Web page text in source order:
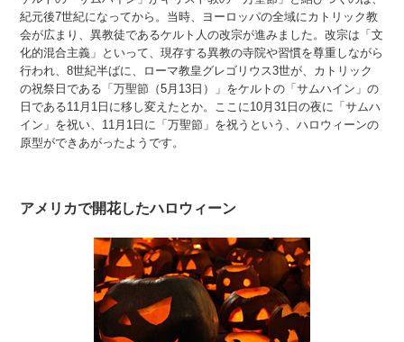
紀元後7世紀になってから。当時、ヨーロッパの全域にカトリック教
会が広まり、異教徒であるケルト人の改宗が進みました。改宗は「文
化的混合主義」といって、現存する異教の寺院や習慣を尊重しながら
行われ、8世紀半ばに、ローマ教皇グレゴリウス3世が、カトリック
の祝祭日である「万聖節（5月13日）」をケルトの「サムハイン」の
日である11月1日に移し変えたとか。ここに10月31日の夜に「サムハ
イン」を祝い、11月1日に「万聖節」を祝うという、ハロウィーンの
原型ができあがったようです。
アメリカで開花したハロウィーン